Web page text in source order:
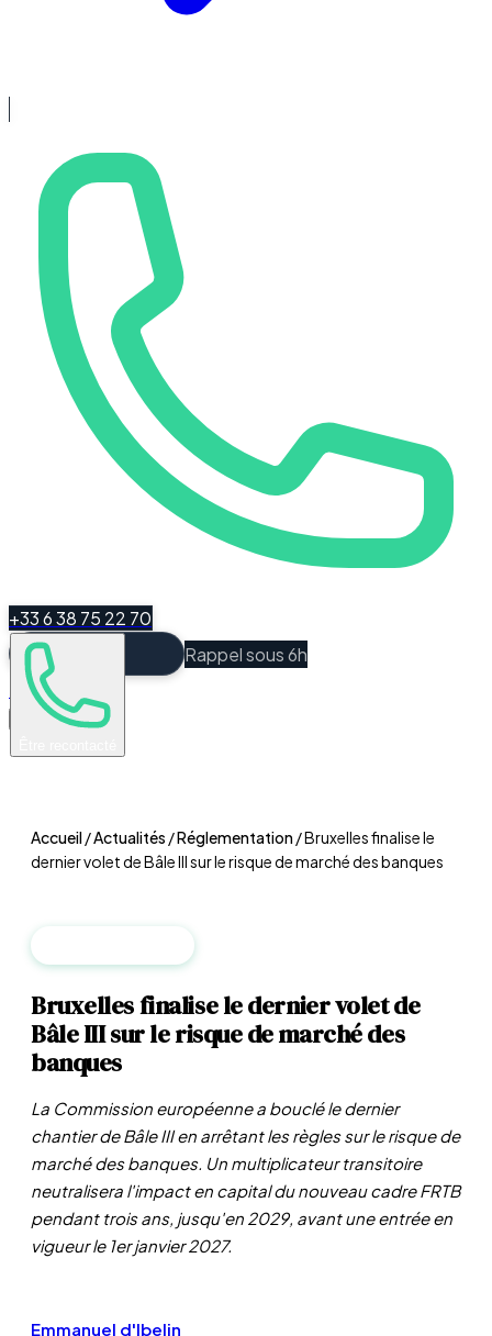
+33 6 38 75 22 70
Rappel sous 6h
Espace Client
Accueil/Actualités /Réglementation/Bruxelles finalise le
dernier volet de Bâle III sur le risque de marché des banques
Bruxelles finalise le dernier volet de
Bâle III sur le risque de marché des
banques
La Commission européenne a bouclé le dernier
chantier de Bâle III en arrêtant les règles sur le risque de
marché des banques. Un multiplicateur transitoire
neutralisera l'impact en capital du nouveau cadre FRTB
pendant trois ans, jusqu'en 2029, avant une entrée en
vigueur le 1er janvier 2027.
Emmanuel d'Ibelin